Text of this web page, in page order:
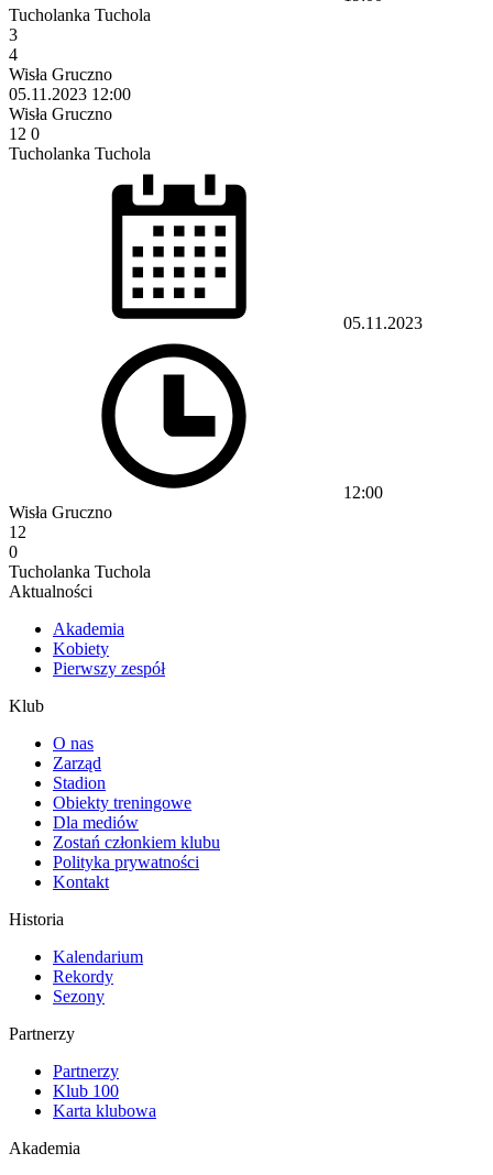
Tucholanka Tuchola
3
4
Wisła Gruczno
05.11.2023 12:00
Wisła Gruczno
12 0
Tucholanka Tuchola
05.11.2023
12:00
Wisła Gruczno
12
0
Tucholanka Tuchola
Aktualności
Akademia
Kobiety
Pierwszy zespół
Klub
O nas
Zarząd
Stadion
Obiekty treningowe
Dla mediów
Zostań członkiem klubu
Polityka prywatności
Kontakt
Historia
Kalendarium
Rekordy
Sezony
Partnerzy
Partnerzy
Klub 100
Karta klubowa
Akademia